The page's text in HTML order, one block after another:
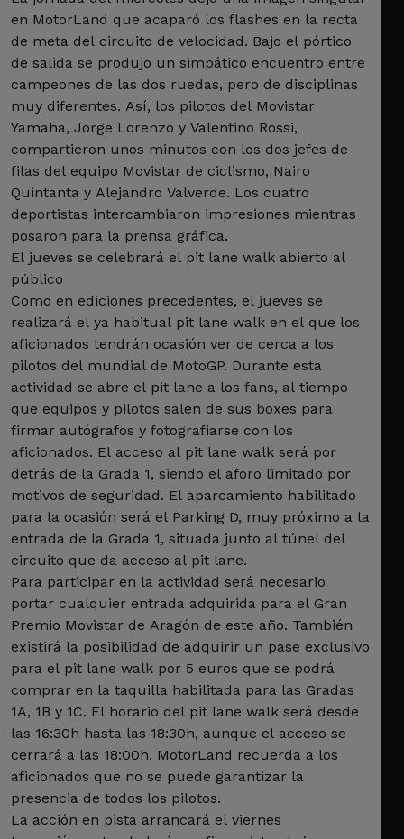
en MotorLand que acaparó los flashes en la recta
de meta del circuito de velocidad. Bajo el pórtico
de salida se produjo un simpático encuentro entre
campeones de las dos ruedas, pero de disciplinas
muy diferentes. Así, los pilotos del Movistar
Yamaha, Jorge Lorenzo y Valentino Rossi,
compartieron unos minutos con los dos jefes de
filas del equipo Movistar de ciclismo, Nairo
Quintanta y Alejandro Valverde. Los cuatro
deportistas intercambiaron impresiones mientras
posaron para la prensa gráfica.
El jueves se celebrará el pit lane walk abierto al
público
Como en ediciones precedentes, el jueves se
realizará el ya habitual pit lane walk en el que los
aficionados tendrán ocasión ver de cerca a los
pilotos del mundial de MotoGP. Durante esta
actividad se abre el pit lane a los fans, al tiempo
que equipos y pilotos salen de sus boxes para
firmar autógrafos y fotografiarse con los
aficionados. El acceso al pit lane walk será por
detrás de la Grada 1, siendo el aforo limitado por
motivos de seguridad. El aparcamiento habilitado
para la ocasión será el Parking D, muy próximo a la
entrada de la Grada 1, situada junto al túnel del
circuito que da acceso al pit lane.
Para participar en la actividad será necesario
portar cualquier entrada adquirida para el Gran
Premio Movistar de Aragón de este año. También
existirá la posibilidad de adquirir un pase exclusivo
para el pit lane walk por 5 euros que se podrá
comprar en la taquilla habilitada para las Gradas
1A, 1B y 1C. El horario del pit lane walk será desde
las 16:30h hasta las 18:30h, aunque el acceso se
cerrará a las 18:00h. MotorLand recuerda a los
aficionados que no se puede garantizar la
presencia de todos los pilotos.
La acción en pista arrancará el viernes